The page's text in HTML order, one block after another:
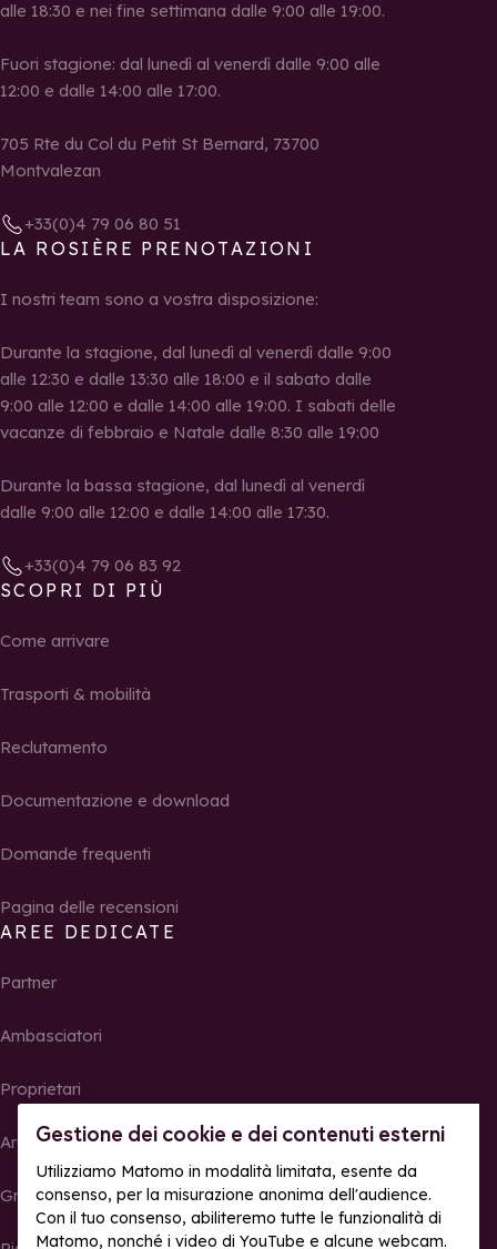
Gestione dei cookie e dei contenuti esterni
Utilizziamo Matomo in modalità limitata, esente da
consenso, per la misurazione anonima dell'audience.
Con il tuo consenso, abiliteremo tutte le funzionalità di
Matomo, nonché i video di YouTube e alcune webcam.
alle 18:30 e nei fine settimana dalle 9:00 alle 19:00.
Fuori stagione: dal lunedì al venerdì dalle 9:00 alle
12:00 e dalle 14:00 alle 17:00.
705 Rte du Col du Petit St Bernard, 73700
Montvalezan
+33(0)4 79 06 80 51
LA ROSIÈRE PRENOTAZIONI
I nostri team sono a vostra disposizione:
Durante la stagione, dal lunedì al venerdì dalle 9:00
alle 12:30 e dalle 13:30 alle 18:00 e il sabato dalle
9:00 alle 12:00 e dalle 14:00 alle 19:00. I sabati delle
vacanze di febbraio e Natale dalle 8:30 alle 19:00
Durante la bassa stagione, dal lunedì al venerdì
dalle 9:00 alle 12:00 e dalle 14:00 alle 17:30.
+33(0)4 79 06 83 92
SCOPRI DI PIÙ
Come arrivare
Trasporti & mobilità
Reclutamento
Documentazione e download
Domande frequenti
Pagina delle recensioni
AREE DEDICATE
Partner
Ambasciatori
Proprietari
Area Stampa
Gruppi, seminari e tour operator